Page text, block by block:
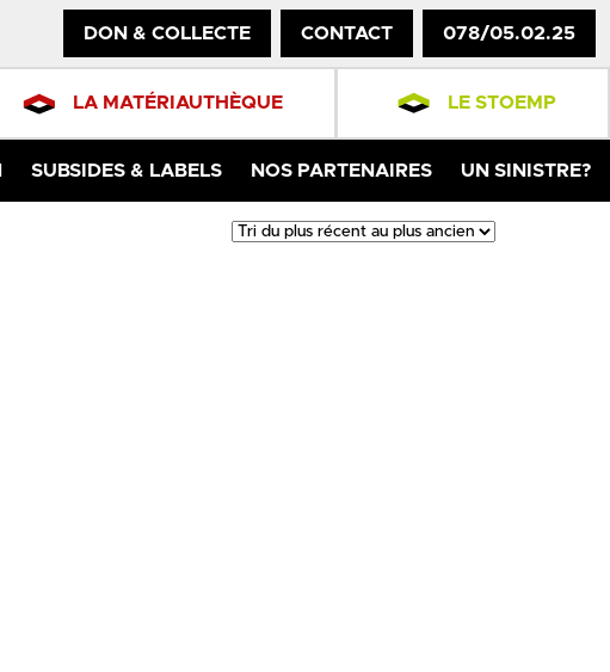
DON & COLLECTE CONTACT 078/05.02.25
LA MATÉRIAUTHÈQUE LE STOEMP
SUBSIDES & LABELS NOS PARTENAIRES UN SINISTRE?